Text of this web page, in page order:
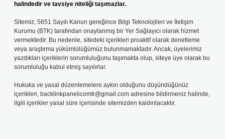
halindedir ve tavsiye niteliği taşımazlar.
Sitemiz, 5651 Sayılı Kanun gereğince Bilgi Teknolojileri ve İletişim
Kurumu (BTK) tarafından onaylanmış bir Yer Sağlayıcı olarak hizmet
vermektedir. Bu nedenle, sitedeki içerikleri proaktif olarak denetleme
veya araştırma yükümlülüğümüz bulunmamaktadır. Ancak, üyelerimiz
yazdıkları içeriklerin sorumluluğunu taşımakta olup, siteye üye olarak bu
sorumluluğu kabul etmiş sayılırlar.
Hukuka ve yasal düzenlemelere aykırı olduğunu düşündüğünüz
içerikleri, backlinkpanelicomtr@gmail.com adresine bildirmeniz halinde,
ilgili içerikler yasal süre içerisinde sitemizden kaldırılacaktır.